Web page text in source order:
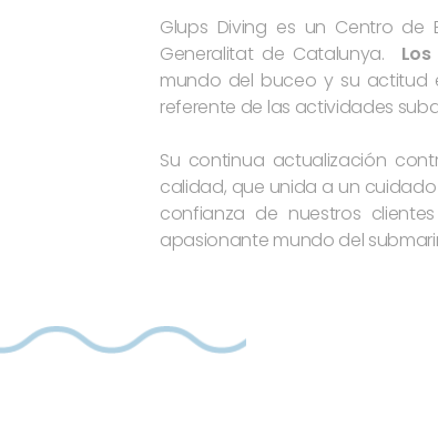
Glups Diving es un Centro
Generalitat de Catalunya.
mundo del buceo y su actitud
referente de las actividades
Su continua actualización
calidad, que unida a un
confianza de nuestros
apasionante mundo del